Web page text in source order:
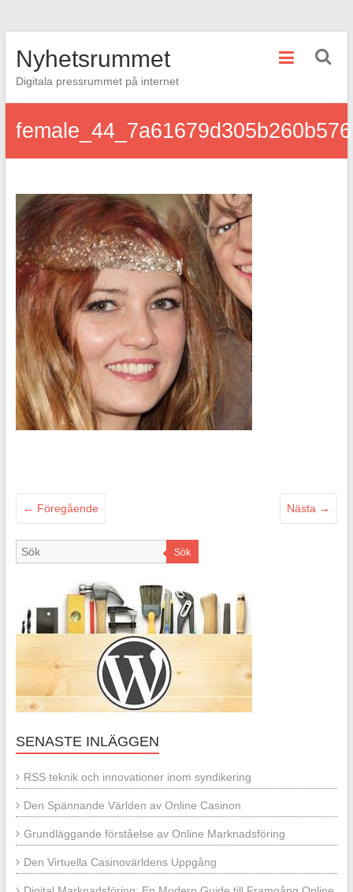
innehåll
Nyhetsrummet
Digitala pressrummet på internet
← Föregående Nästa →
Sök
SENASTE INLÄGGEN
RSS teknik och innovationer inom syndikering
Den Spännande Världen av Online Casinon
Grundläggande förståelse av Online Marknadsföring
Den Virtuella Casinovärldens Uppgång